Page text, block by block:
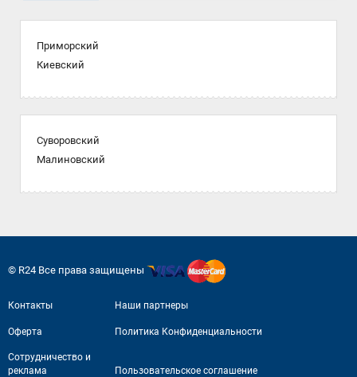
Приморский
Киевский
Суворовский
Малиновский
© R24 Все права защищены
Контакты Наши партнеры
Оферта Политика Конфиденциальности
Сотрудничество и
реклама
Пользовательское соглашение